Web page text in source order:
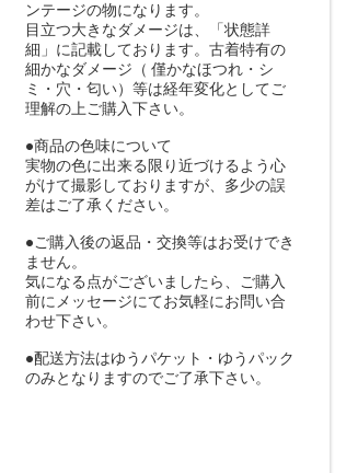
ンテージの物になります。
目立つ大きなダメージは、「状態詳
細」に記載しております。古着特有の
細かなダメージ（ 僅かなほつれ・シ
ミ・穴・匂い）等は経年変化としてご
理解の上ご購入下さい。
●商品の色味について
実物の色に出来る限り近づけるよう心
がけて撮影しておりますが、多少の誤
差はご了承ください。
●ご購入後の返品・交換等はお受けでき
ません。
気になる点がございましたら、ご購入
前にメッセージにてお気軽にお問い合
わせ下さい。
●配送方法はゆうパケット・ゆうパック
のみとなりますのでご了承下さい。